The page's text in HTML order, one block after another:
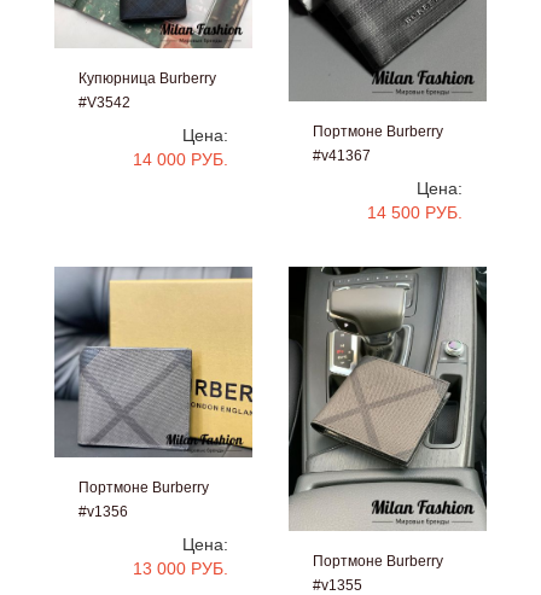
Купюрница Burberry
#V3542
Цена:
14 000 РУБ.
Портмоне Burberry
#v41367
Цена:
14 500 РУБ.
Портмоне Burberry
#v1356
Цена:
13 000 РУБ.
Портмоне Burberry
#v1355